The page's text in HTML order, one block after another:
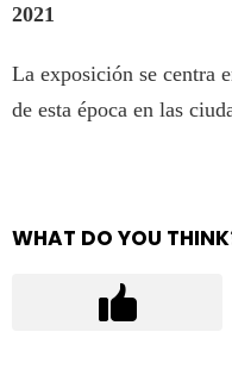
2021
La exposición se centra
de esta época en las
WHAT DO YOU